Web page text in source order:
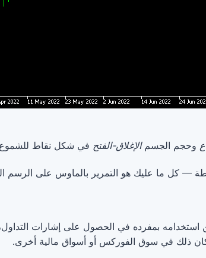
وحجم الجسمالإغلاق-الفتح في شكل نقاط للشموع
— كل ما عليك هو التمرير بالماوس على
استخدامه بمفرده في الحصول على إشارات
ذلك في سوق الفوركس أو أسواق مالية أخرى.